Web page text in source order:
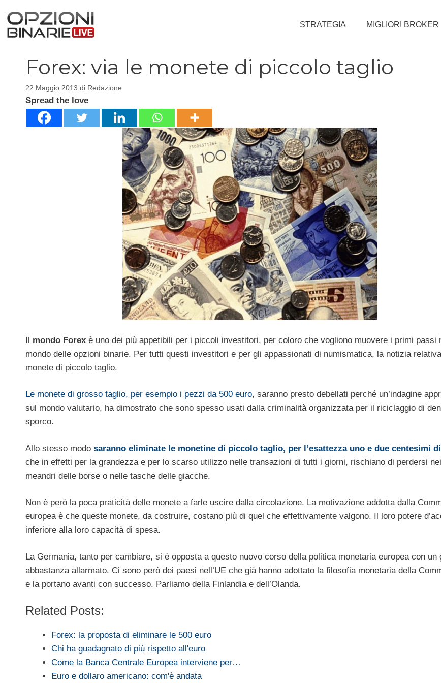
contenuto
STRATEGIA MIGLIORI BROKER
Forex: via le monete di piccolo taglio
22 Maggio 2013 di Redazione
Spread the love
Il mondo Forex è uno dei più appetibili per i piccoli investitori, per coloro che vogliono muovere i primi passi
mondo delle opzioni binarie. Per tutti questi investitori e per gli appassionati di numismatica, la notizia
monete di piccolo taglio.
Le monete di grosso taglio, per esempio i pezzi da 500 euro, saranno presto debellati perché un’indagine
sul mondo valutario, ha dimostrato che sono spesso usati dalla criminalità organizzata per il riciclaggio di
sporco.
Allo stesso modo saranno eliminate le monetine di piccolo taglio, per l’esattezza uno e due centesimi
che in effetti per la grandezza e per lo scarso utilizzo nelle transazioni di tutti i giorni, rischiano di perdersi nei
meandri delle borse o nelle tasche delle giacche.
Non è però la poca praticità delle monete a farle uscire dalla circolazione. La motivazione addotta dalla
europea è che queste monete, da costruire, costano più di quel che effettivamente valgono. Il loro potere
inferiore alla loro capacità di spesa.
La Germania, tanto per cambiare, si è opposta a questo nuovo corso della politica monetaria europea con un
abbastanza allarmato. Ci sono però dei paesi nell’UE che già hanno adottato la filosofia monetaria della
e la portano avanti con successo. Parliamo della Finlandia e dell’Olanda.
Related Posts:
Forex: la proposta di eliminare le 500 euro
Chi ha guadagnato di più rispetto all'euro
Come la Banca Centrale Europea interviene per…
Euro e dollaro americano: com'è andata